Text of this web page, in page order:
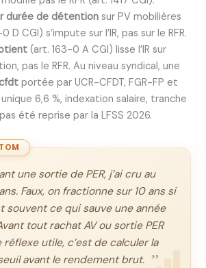
durée de détention sur PV mobilières
D CGI) s’impute sur l’IR, pas sur le RFR.
(art. 163-0 A CGI) lisse l’IR sur
pas le RFR. Au niveau syndical, une
portée par UCR-CFDT, FGR-FP et
6,6 %, indexation salaire, tranche
été reprise par la LFSS 2026.
une sortie de PER, j’ai cru au
Faux, on fractionne sur 10 ans si
souvent ce qui sauve une année
tout rachat AV ou sortie PER
utile, c’est de calculer la
avant le rendement brut.